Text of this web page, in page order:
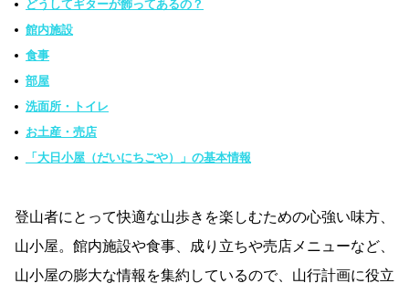
どうしてギターが飾ってあるの？
館内施設
食事
部屋
洗面所・トイレ
お土産・売店
「大日小屋（だいにちごや）」の基本情報
登山者にとって快適な山歩きを楽しむための心強い味方、
山小屋。館内施設や食事、成り立ちや売店メニューなど、
山小屋の膨大な情報を集約しているので、山行計画に役立